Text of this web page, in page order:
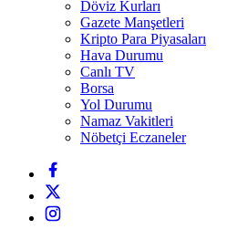
Döviz Kurları
Gazete Manşetleri
Kripto Para Piyasaları
Hava Durumu
Canlı TV
Borsa
Yol Durumu
Namaz Vakitleri
Nöbetçi Eczaneler